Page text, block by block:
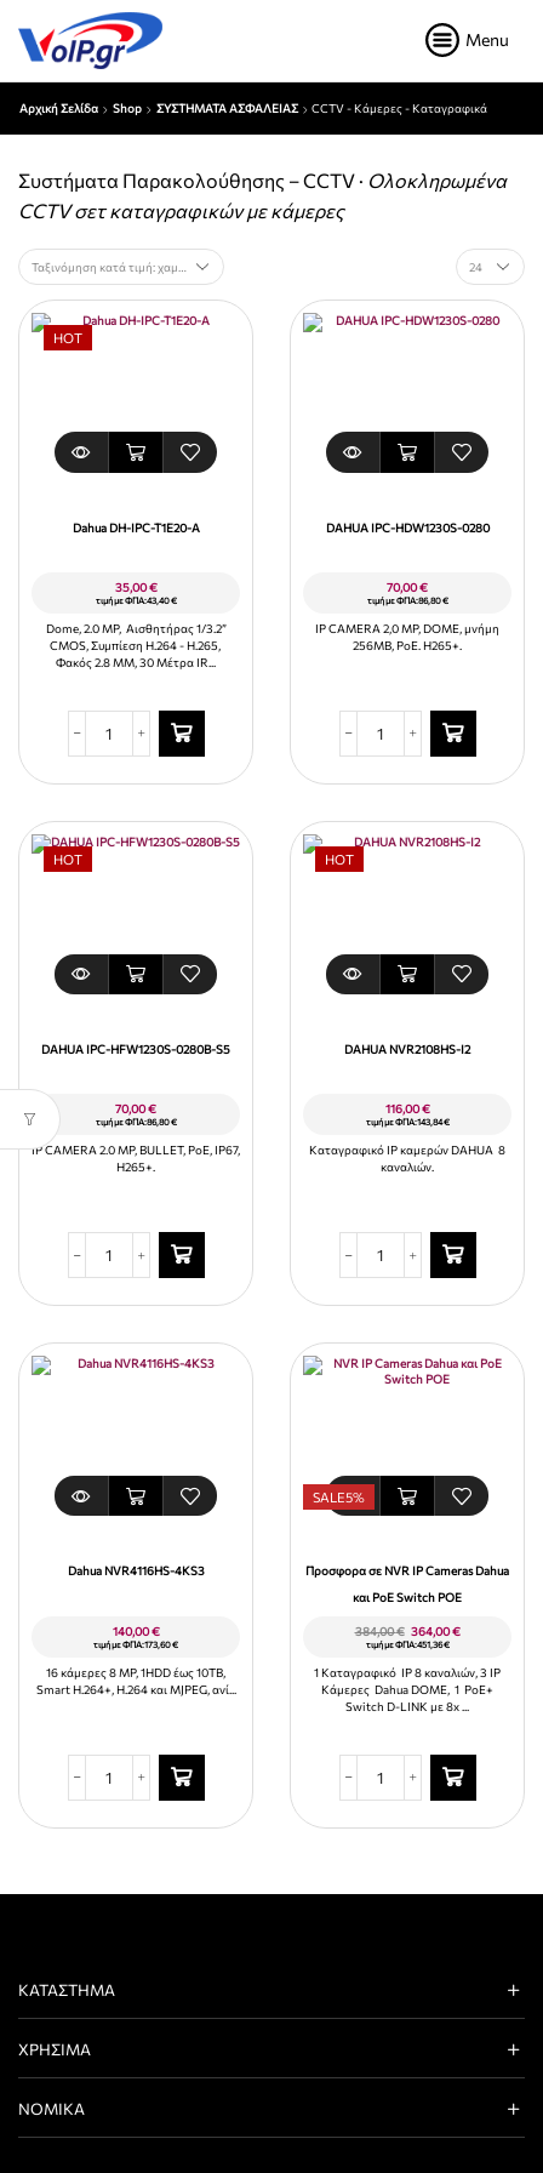
Menu
Αρχική Σελίδα Shop ΣΥΣΤΗΜΑΤΑ ΑΣΦΑΛΕΙΑΣ CCTV - Κάμερες - Καταγραφικά
Συστήματα Παρακολούθησης – CCTV · Ολοκληρωμένα
CCTV σετ καταγραφικών με κάμερες
HOT
Dahua DH-IPC-T1E20-A
35,00€
τιμή με ΦΠΑ:43,40€
Dome, 2.0 MP, Αισθητήρας 1/3.2”
CMOS, Συμπίεση H.264 - H.265,
Φακός 2.8 MM, 30 Mέτρα IR...
DAHUA IPC-HDW1230S-0280
70,00€
τιμή με ΦΠΑ:86,80€
IP CAMERA 2,0 MP, DOME, μνήμη
256MB, PoE. H265+.
HOT
DAHUA IPC-HFW1230S-0280B-S5
70,00€
τιμή με ΦΠΑ:86,80€
IP CAMERA 2.0 MP, BULLET, PoE, IP67,
H265+.
HOT
DAHUA NVR2108HS-I2
116,00€
τιμή με ΦΠΑ:143,84€
Καταγραφικό ΙΡ καμερών DAHUA 8
καναλιών.
Dahua NVR4116HS-4KS3
140,00€
τιμή με ΦΠΑ:173,60€
16 κάμερες 8 MP, 1HDD έως 10TB,
Smart H.264+, H.264 και MJPEG, ανί...
SALE5%
Προσφορα σε NVR IP Cameras Dahua
και PoE Switch POE
384,00€ 364,00€
τιμή με ΦΠΑ:451,36€
1 Καταγραφικό ΙΡ 8 καναλιών, 3 IP
Κάμερες Dahua DOME, 1 PoE+
Switch D-LINK με 8x ...
ΚΑΤΆΣΤΗΜΑ
ΧΡΉΣΙΜΑ
ΝΟΜΙΚΆ